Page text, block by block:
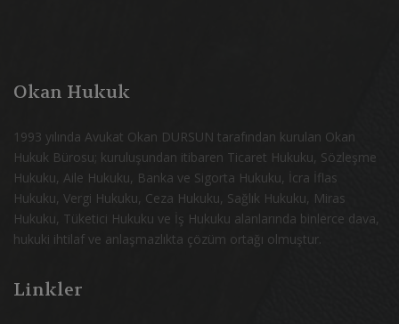
Okan Hukuk
1993 yılında Avukat Okan DURSUN tarafından kurulan Okan
Hukuk Bürosu; kuruluşundan itibaren Ticaret Hukuku, Sözleşme
Hukuku, Aile Hukuku, Banka ve Sigorta Hukuku, İcra İflas
Hukuku, Vergi Hukuku, Ceza Hukuku, Sağlık Hukuku, Miras
Hukuku, Tüketici Hukuku ve İş Hukuku alanlarında binlerce dava,
hukuki ihtilaf ve anlaşmazlıkta çözüm ortağı olmuştur.
Linkler